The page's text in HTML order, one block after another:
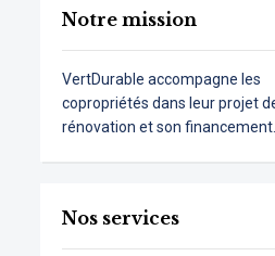
Notre mission
VertDurable accompagne les
copropriétés dans leur projet
rénovation et son financement.
Nos services